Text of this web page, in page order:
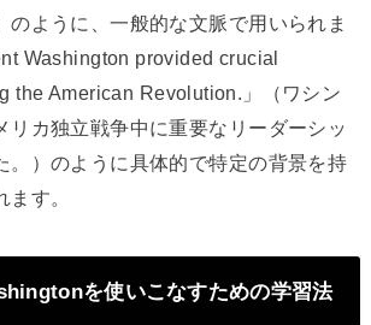
のように、一般的な文脈で用いられま
Washington provided crucial
the American Revolution.」（ワシン
リカ独立戦争中に重要なリーダーシッ
。）のように具体的で特定の背景を持
す。
を使いこなすための学習法